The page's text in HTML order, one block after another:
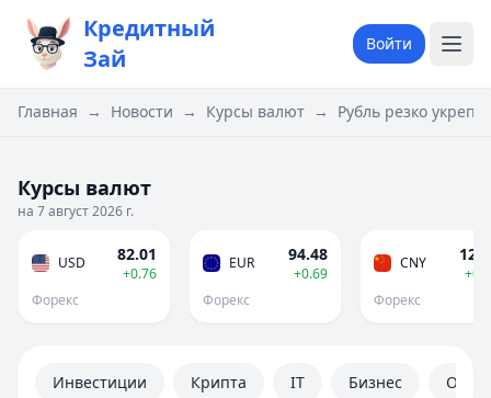
Кредитный
Зай
Войти
Главная → Новости → Курсы валют → Рубль резко
Курсы валют
на 7 август 2026 г.
USD 82.01
+0.76
Форекс
EUR 94.48
+0.69
Форекс
CNY
Форекс
Инвестиции Крипта IT Бизнес